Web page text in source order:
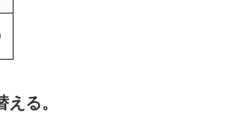
る。